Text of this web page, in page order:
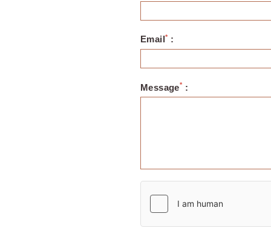
Email* :
Message* :